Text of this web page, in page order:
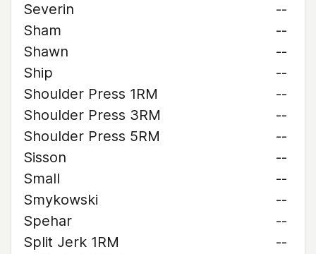
Severin
--
Sham
--
Shawn
--
Ship
--
Shoulder Press 1RM
--
Shoulder Press 3RM
--
Shoulder Press 5RM
--
Sisson
--
Small
--
Smykowski
--
Spehar
--
Split Jerk 1RM
--